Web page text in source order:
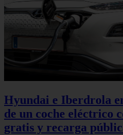
Hyundai e Iberdrola
de un coche eléctrico
gratis y recarga